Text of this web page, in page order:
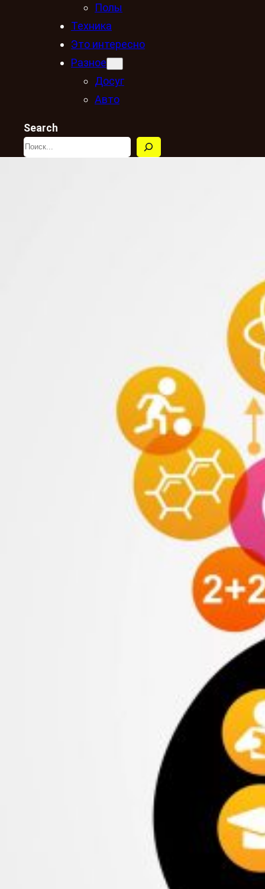
Полы
Техника
Это интересно
Разное
Досуг
Авто
Search